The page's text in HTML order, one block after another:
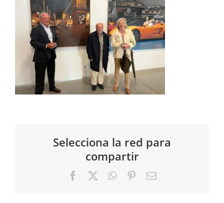
Selecciona la red para
compartir
FacebookWhatsApp
PinterestCorreo